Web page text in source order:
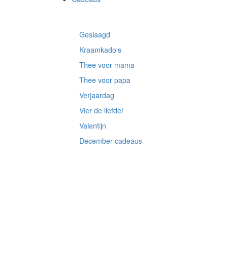
Geslaagd
Kraamkado's
Thee voor mama
Thee voor papa
Verjaardag
Vier de liefde!
Valentijn
December cadeaus